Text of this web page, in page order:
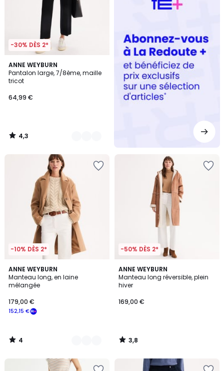
-30% DÈS 2*
ANNE WEYBURN
Pantalon large, 7/8ème, maille
tricot
64,99 €
4,3
/ 5
2
Couleurs
4,3
/
-10% DÈS 2*
ANNE WEYBURN
Manteau long, en laine
mélangée
152,15 €
179,00 €
4
/
5
2
Couleurs
4
/
-50% DÈS 2*
ANNE WEYBURN
Manteau long réversible, plein
hiver
169,00 €
3,8
/ 5
3,8
/